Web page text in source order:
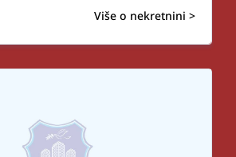
Više o nekretnini >